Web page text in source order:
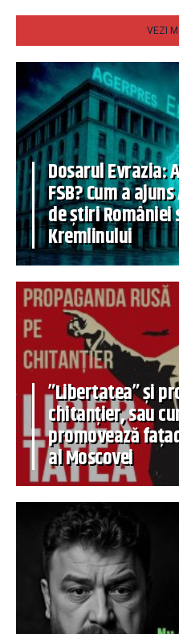
VEZI
Dosarul Evrazia:
FSB? Cum a
de știri României
Kremlinului
”Libertatea” și
chitanțier, sau
promovează
al Moscovei